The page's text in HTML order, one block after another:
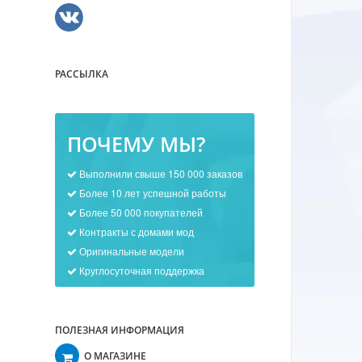
РАССЫЛКА
ПОЧЕМУ МЫ?
Выполнили свыше 150 000 заказов
Более 10 лет успешной работы
Более 50 000 покупателей
Контракты с домами мод
Оригинальные модели
Круглосуточная поддержка
ПОЛЕЗНАЯ ИНФОРМАЦИЯ
О МАГАЗИНЕ